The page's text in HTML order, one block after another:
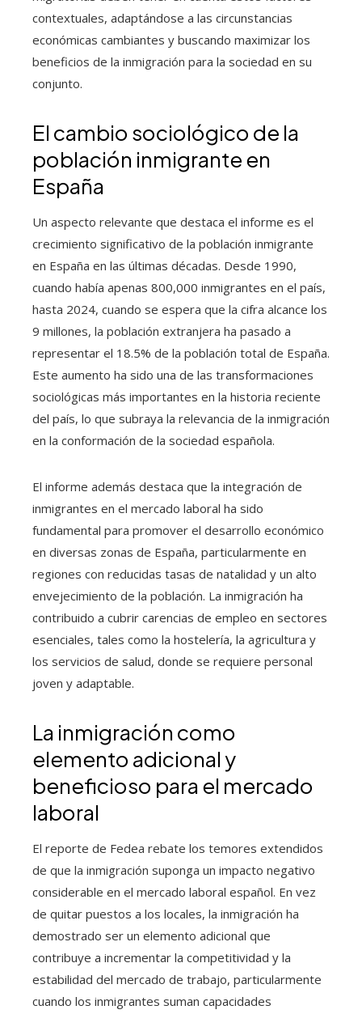
contextuales, adaptándose a las circunstancias
económicas cambiantes y buscando maximizar los
beneficios de la inmigración para la sociedad en su
conjunto.
El cambio sociológico de la
población inmigrante en
España
Un aspecto relevante que destaca el informe es el
crecimiento significativo de la población inmigrante
en España en las últimas décadas. Desde 1990,
cuando había apenas 800,000 inmigrantes en el país,
hasta 2024, cuando se espera que la cifra alcance los
9 millones, la población extranjera ha pasado a
representar el 18.5% de la población total de España.
Este aumento ha sido una de las transformaciones
sociológicas más importantes en la historia reciente
del país, lo que subraya la relevancia de la inmigración
en la conformación de la sociedad española.
El informe además destaca que la integración de
inmigrantes en el mercado laboral ha sido
fundamental para promover el desarrollo económico
en diversas zonas de España, particularmente en
regiones con reducidas tasas de natalidad y un alto
envejecimiento de la población. La inmigración ha
contribuido a cubrir carencias de empleo en sectores
esenciales, tales como la hostelería, la agricultura y
los servicios de salud, donde se requiere personal
joven y adaptable.
La inmigración como
elemento adicional y
beneficioso para el mercado
laboral
El reporte de Fedea rebate los temores extendidos
de que la inmigración suponga un impacto negativo
considerable en el mercado laboral español. En vez
de quitar puestos a los locales, la inmigración ha
demostrado ser un elemento adicional que
contribuye a incrementar la competitividad y la
estabilidad del mercado de trabajo, particularmente
cuando los inmigrantes suman capacidades